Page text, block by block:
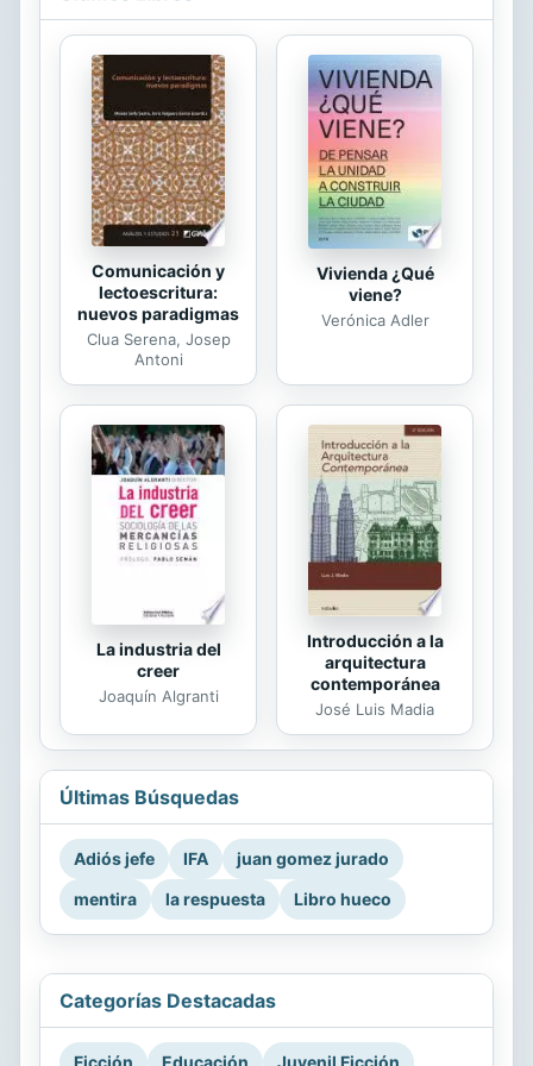
Sin embargo, no estaba dispuesto a
perder a su esposa. Si el bebé era la
llave para llegar al corazón de Diana,
lucharía para que ella volviera a
enamorarse de él y para que pudiera
quedarse con el niño.
Comunicación y
lectoescritura:
nuevos paradigmas
Clua Serena, Josep
Antoni
Vivienda ¿Qué
viene?
Verónica Adler
La industria del
creer
Joaquín Algranti
Introducción a la
arquitectura
contemporánea
José Luis Madia
Últimas Búsquedas
Adiós jefe IFA
juan gomez jurado
mentira
la respuesta Libro hueco
Categorías Destacadas
Ficción Educación Juvenil Ficción